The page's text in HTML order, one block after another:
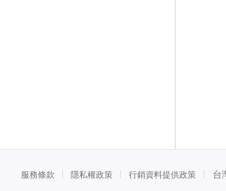
服務條款 隱私權政策 行銷資料提供政策 台